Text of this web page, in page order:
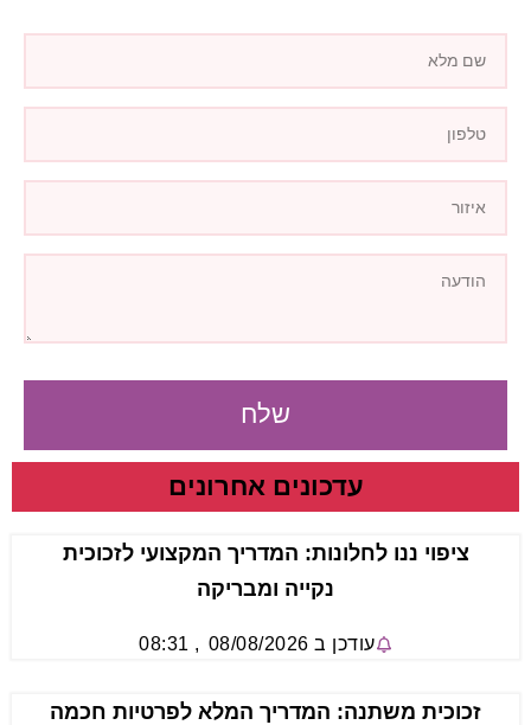
שלח
עדכונים אחרונים
ציפוי ננו לחלונות: המדריך המקצועי לזכוכית
נקייה ומבריקה
עודכן ב 08/08/2026
,
08:31
זכוכית משתנה: המדריך המלא לפרטיות חכמה